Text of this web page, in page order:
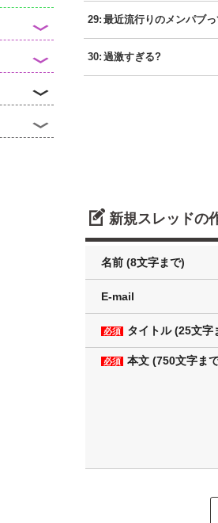




29: 最近流行りのメンパブっ
30: 過激すぎる?
新規スレッドの
名前 (8文字まで)
E-mail
必須 タイトル (25文字
必須 本文 (750文字ま